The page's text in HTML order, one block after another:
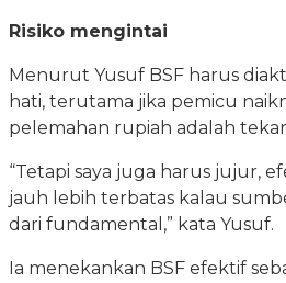
Risiko mengintai
Menurut Yusuf BSF harus
hati, terutama jika pemicu
pelemahan rupiah adalah
“Tetapi saya juga harus jujur,
jauh lebih terbatas kalau
dari fundamental,” kata Yusuf.
Ia menekankan BSF efektif